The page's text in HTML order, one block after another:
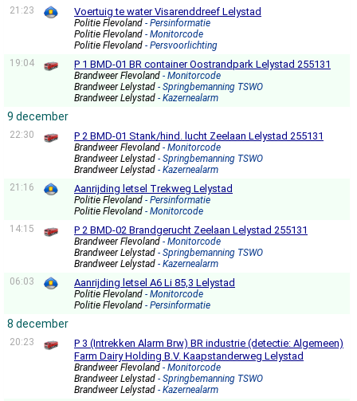
21:23 Voertuig te water Visarenddreef Lelystad
Politie Flevoland - Persinformatie
Politie Flevoland - Monitorcode
Politie Flevoland - Persvoorlichting
19:04
P 1 BMD-01 BR container Oostrandpark Lelystad 255131
Brandweer Flevoland - Monitorcode
Brandweer Lelystad - Springbemanning TSWO
Brandweer Lelystad - Kazernealarm
9 december
22:30 P 2 BMD-01 Stank/hind. lucht Zeelaan Lelystad 255131
Brandweer Flevoland - Monitorcode
Brandweer Lelystad - Springbemanning TSWO
Brandweer Lelystad - Kazernealarm
21:16
Aanrijding letsel Trekweg Lelystad
Politie Flevoland - Persinformatie
Politie Flevoland - Monitorcode
14:15
P 2 BMD-02 Brandgerucht Zeelaan Lelystad 255131
Brandweer Flevoland - Monitorcode
Brandweer Lelystad - Springbemanning TSWO
Brandweer Lelystad - Kazernealarm
06:03
Aanrijding letsel A6 Li 85,3 Lelystad
Politie Flevoland - Monitorcode
Politie Flevoland - Persinformatie
8 december
20:23
P 3 (Intrekken Alarm Brw) BR industrie (detectie: Algemeen)
Farm Dairy Holding B.V. Kaapstanderweg Lelystad
Brandweer Flevoland - Monitorcode
Brandweer Lelystad - Springbemanning TSWO
Brandweer Lelystad - Kazernealarm